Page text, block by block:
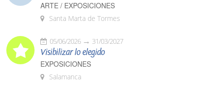
ARTE / EXPOSICIONES
Santa Marta de Tormes
05/06/2026 31/03/2027
Visibilizar lo elegido
EXPOSICIONES
Salamanca